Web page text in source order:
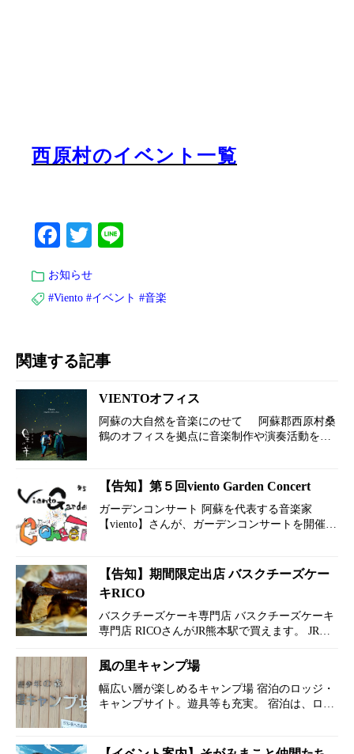
西原村のイベント一覧
Facebook
Twitter
お知らせ
#Viento #イベント #音楽
関連する記事
VIENTOオフィス
阿蘇の大自然を音楽にのせて 阿蘇郡西原村桑
鶴のオフィスを拠点に音楽制作や演奏活動をさ
す。 …
【告知】第５回viento Garden Concert
ガーデンコンサート 阿蘇を代表する音楽家
【viento】さんが、ガーデンコンサートを開催さ
所：Vi…
【告知】期間限定出店 バスクチーズケー
キRICO
バスクチーズケーキ専門店 バスクチーズケーキ
専門店 RICOさんがJR熊本駅で買えます。 JR熊
出店されます。 期間は、2022年5月31日(火)～6
月13日(月) お近くにお住…
風の里キャンプ場
幅広い層が楽しめるキャンプ場 宿泊のロッジ・
キャンプサイト。遊具等も充実。 宿泊は、ロッ
ト】 ・オー…